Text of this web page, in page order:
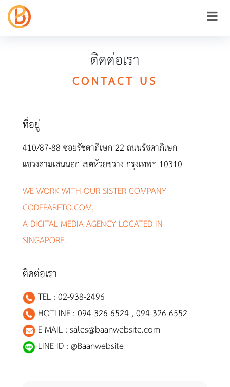
ติดต่อเรา
CONTACT US
ที่อยู่
410/87-88 ซอยรัชดาภิเษก 22 ถนนรัชดาภิเษก
แขวงสามเสนนอก เขตห้วยขวาง กรุงเทพฯ 10310
WE WORK WITH OUR SISTER COMPANY
CODEPARETO.COM,
A DIGITAL MEDIA AGENCY LOCATED IN
SINGAPORE.
ติดต่อเรา
TEL :02-938-2496
HOTLINE :094-326-6524,094-326-6552
E-MAIL :sales@baanwebsite.com
LINE ID :@Baanwebsite